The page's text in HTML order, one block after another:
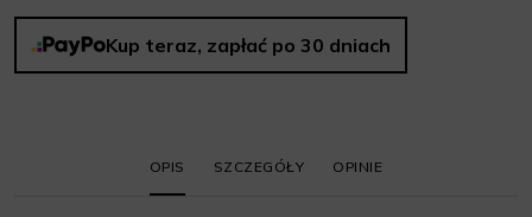
Kup teraz, zapłać po 30 dniach
OPIS SZCZEGÓŁY OPINIE